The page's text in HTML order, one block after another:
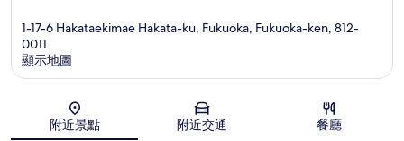
1-17-6 Hakataekimae Hakata-ku, Fukuoka, Fukuoka-ken, 812-
0011
顯示地圖
附近景點 附近交通 餐廳